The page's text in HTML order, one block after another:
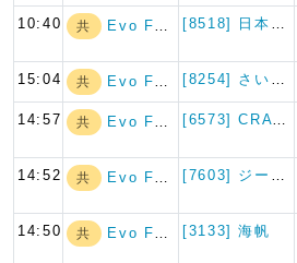
10:40 共 Evo Fund
15:04 共 Evo Fund
14:57 共 Evo Fund
14:52 共 Evo Fund
14:50 共 Evo Fund [3133] 海帆